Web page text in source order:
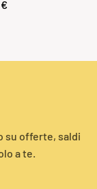
su offerte, saldi
a te.